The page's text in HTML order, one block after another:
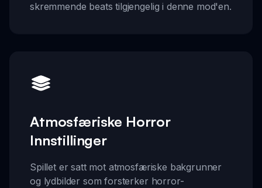
skremmende beats tilgjengelig i denne mod'en.
Atmosfæriske Horror
Innstillinger
Spillet er satt mot atmosfæriske bakgrunner
og lydbilder som forsterker horror-